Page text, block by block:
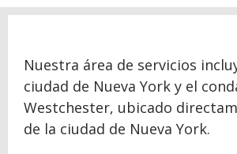
Nuestra área de servicios
ciudad de Nueva York y el
Westchester, ubicado
de la ciudad de Nueva York.